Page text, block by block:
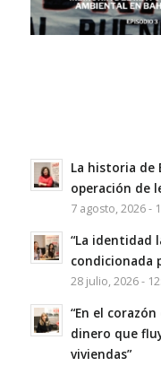
La historia de
operación de
7 agosto, 2026 -
“La identidad
condicionada
28 julio, 2026 -
“En el
dinero que
viviendas”